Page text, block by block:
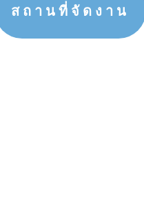
สถานที่จัดงาน